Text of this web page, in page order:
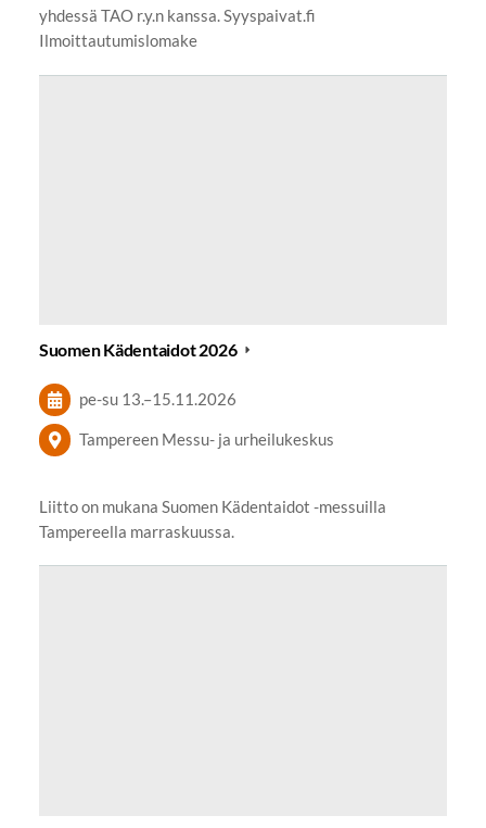
yhdessä TAO r.y.n kanssa. Syyspaivat.fi
Ilmoittautumislomake
Suomen Kädentaidot 2026
pe-su 13.–15.11.2026
Tampereen Messu- ja urheilukeskus
Liitto on mukana Suomen Kädentaidot -messuilla
Tampereella marraskuussa.